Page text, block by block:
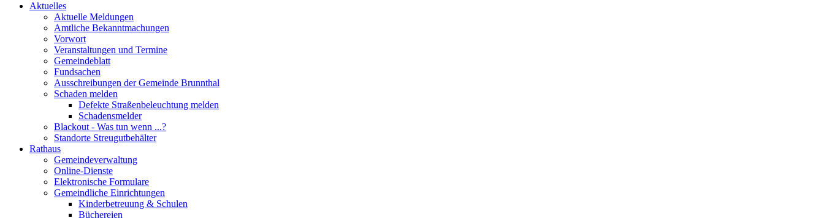
Aktuelles
Aktuelle Meldungen
Amtliche Bekanntmachungen
Vorwort
Veranstaltungen und Termine
Gemeindeblatt
Fundsachen
Ausschreibungen der Gemeinde Brunnthal
Schaden melden
Defekte Straßenbeleuchtung melden
Schadensmelder
Blackout - Was tun wenn ...?
Standorte Streugutbehälter
Rathaus
Gemeindeverwaltung
Online-Dienste
Elektronische Formulare
Gemeindliche Einrichtungen
Kinderbetreuung & Schulen
Büchereien